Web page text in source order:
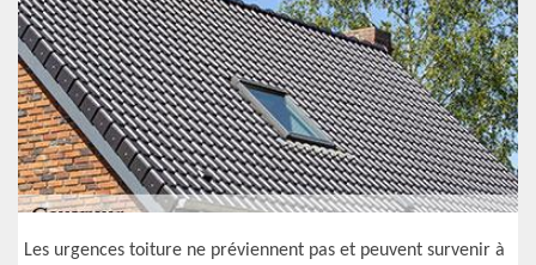
Les urgences toiture ne préviennent pas et peuvent survenir à